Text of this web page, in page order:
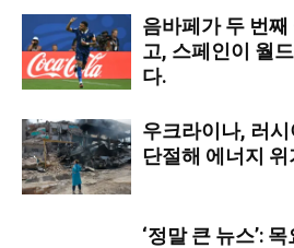
음바페가 두 번
고, 스페인이 월
다.
우크라이나, 러
단절해 에너지
‘정말 큰 뉴스’: